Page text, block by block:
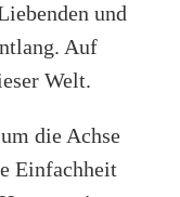
und
Auf
Welt.
die Achse
Einfachheit